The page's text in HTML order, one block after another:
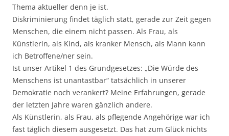
Thema aktueller denn je ist.
Diskriminierung findet täglich statt, gerade zur Zeit gegen
Menschen, die einem nicht passen. Als Frau, als
Künstlerin, als Kind, als kranker Mensch, als Mann kann
ich Betroffene/ner sein.
Ist unser Artikel 1 des Grundgesetzes: „Die Würde des
Menschens ist unantastbar“ tatsächlich in unserer
Demokratie noch verankert? Meine Erfahrungen, gerade
der letzten Jahre waren gänzlich andere.
Als Künstlerin, als Frau, als pflegende Angehörige war ich
fast täglich diesem ausgesetzt. Das hat zum Glück nichts